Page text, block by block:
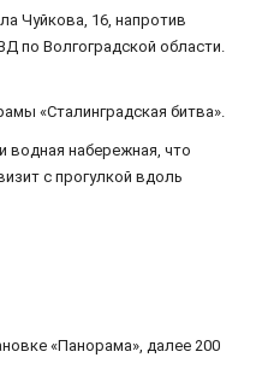
Чуйкова, 16, напротив
по Волгоградской области.
«Сталинградская битва».
водная набережная, что
с прогулкой вдоль
«Панорама», далее 200